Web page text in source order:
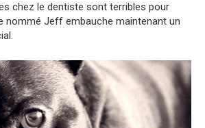
chez le dentiste sont terribles pour
nommé Jeff embauche maintenant un